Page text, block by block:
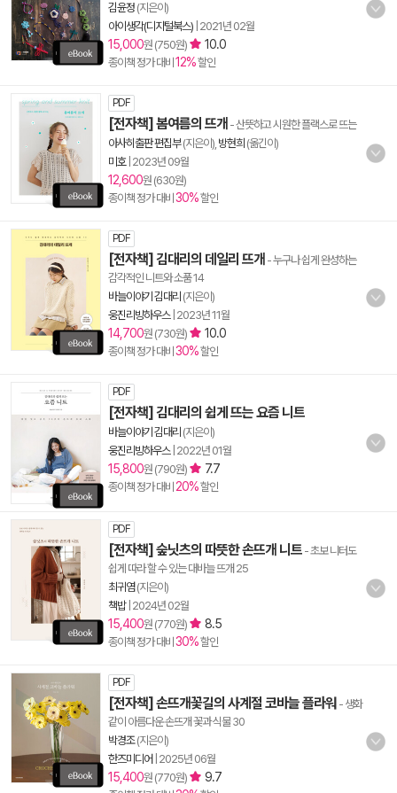
김윤정 (지은이)
아이생각(디지털북스) 2021년 02월
15,000원 (750원) 10.0
종이책 정가 대비 12%할인
PDF
[전자책] 봄여름의 뜨개 - 산뜻하고 시원한 플랙스로 뜨는
아사히출판 편집부(지은이), 방현희 (옮긴이)
미호| 2023년 09월
12,600원 (630원)
종이책 정가 대비 30%할인
PDF
[전자책] 김대리의 데일리 뜨개 - 누구나 쉽게 완성하는
감각적인 니트와 소품 14
바늘이야기 김대리 (지은이)
웅진리빙하우스| 2023년 11월
14,700원 (730원) 10.0
종이책 정가 대비 30%할인
PDF
[전자책] 김대리의 쉽게 뜨는 요즘 니트
바늘이야기 김대리 (지은이)
웅진리빙하우스| 2022년 01월
15,800원 (790원) 7.7
종이책 정가 대비 20%할인
PDF
[전자책] 숲닛츠의 따뜻한 손뜨개 니트 - 초보 니터도
쉽게 따라 할 수 있는 대바늘 뜨개 25
최귀염(지은이)
책밥| 2024년 02월
15,400원 (770원) 8.5
종이책 정가 대비 30%할인
PDF
[전자책] 손뜨개꽃길의 사계절 코바늘 플라워 - 생화
같이 아름다운 손뜨개 꽃과 식물 30
박경조(지은이)
한즈미디어 2025년 06월
15,400원 (770원) 9.7